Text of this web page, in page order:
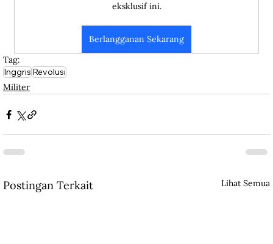
eksklusif ini.
Berlangganan Sekarang
Tag:
InggrisRevolusi
Militer
Postingan Terkait Lihat Semua